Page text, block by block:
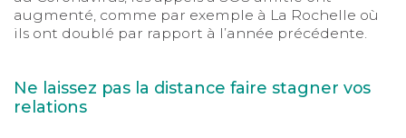
augmenté, comme par exemple à La Rochelle où
ils ont doublé par rapport à l’année précédente.
Ne laissez pas la distance faire stagner vos
relations